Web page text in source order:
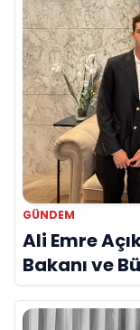
GÜNDEM
Ali Emre
Bakanı ve
Bir Araya